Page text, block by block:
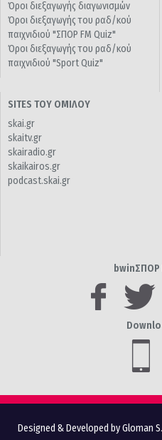
Όροι διεξαγωγής διαγωνισμών
Όροι διεξαγωγής του ραδ/κού
παιχνιδιού "ΣΠΟΡ FM Quiz"
Όροι διεξαγωγής του ραδ/κού
παιχνιδιού "Sport Quiz"
SITES ΤΟΥ ΟΜΙΛΟΥ
skai.gr
skaitv.gr
skairadio.gr
skaikairos.gr
podcast.skai.gr
bwinΣΠΟΡ
Designed & Developed by Gloman